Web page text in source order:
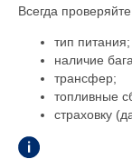
Всегда
тип питания;
наличие
трансфер;
топливные
страховку